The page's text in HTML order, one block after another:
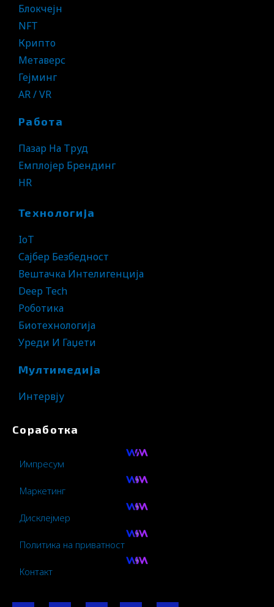
Блокчејн
NFT
Крипто
Метаверс
Гејминг
AR / VR
Работа
Пазар На Труд
Емплојер Брендинг
HR
Технологија
IoT
Сајбер Безбедност
Вештачка Интелигенција
Deep Tech
Роботика
Биотехнологија
Уреди И Гаџети
Мултимедија
Интервју
Соработка
Импресум
Маркетинг
Дисклејмер
Политика на приватност
Контакт